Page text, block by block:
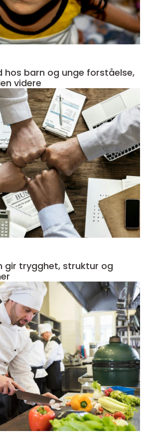
og unge forståelse,
videre
gir trygghet, struktur og